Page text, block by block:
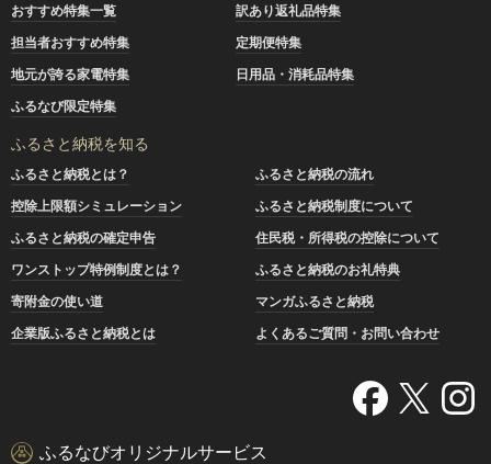
おすすめ特集一覧
訳あり返礼品特集
担当者おすすめ特集
定期便特集
地元が誇る家電特集
日用品・消耗品特集
ふるなび限定特集
ふるさと納税を知る
ふるさと納税とは？
ふるさと納税の流れ
控除上限額シミュレーション
ふるさと納税制度について
ふるさと納税の確定申告
住民税・所得税の控除について
ワンストップ特例制度とは？
ふるさと納税のお礼特典
寄附金の使い道
マンガふるさと納税
企業版ふるさと納税とは
よくあるご質問・お問い合わせ
ふるなびオリジナルサービス